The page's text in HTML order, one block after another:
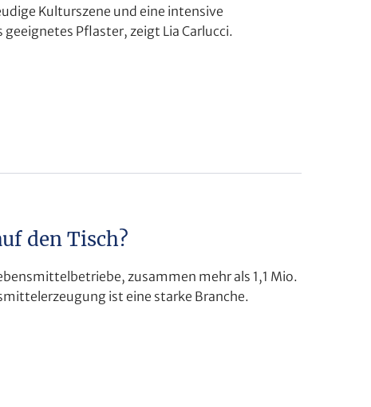
Kulturszene und eine intensive
Pflaster, zeigt Lia Carlucci.
den Tisch?
zusammen mehr als 1,1 Mio.
ist eine starke Branche.